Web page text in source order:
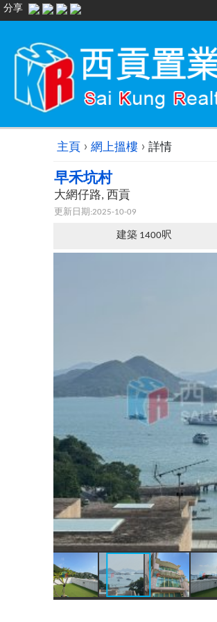
分享
主頁 › 網上搵樓 › 詳情
早禾坑村
大網仔路, 西貢
更新日期:2025-10-09
建築 1400呎